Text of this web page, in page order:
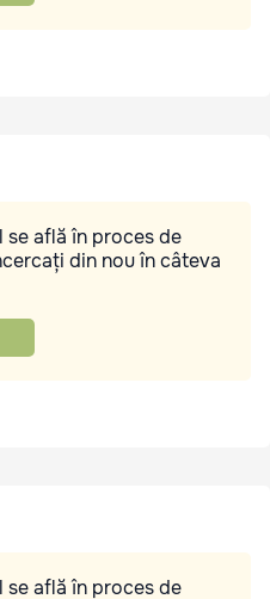
află în proces de
din nou în câteva
află în proces de